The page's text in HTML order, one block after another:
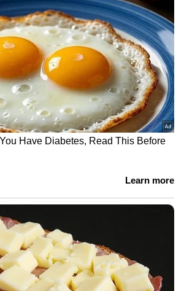
വെടിയുതി‍ർത്ത്
സംഭവത്തിൽ
ഇല്ലാത്ത
കയറി മോഷണം;